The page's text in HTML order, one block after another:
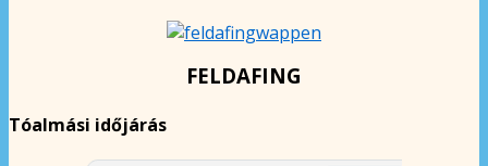
FELDAFING
Tóalmási időjárás